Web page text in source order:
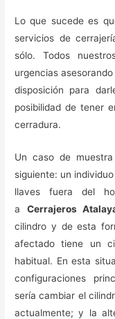
Lo que sucede es
servicios de
sólo. Todos
urgencias
disposición para
posibilidad de tener
cerradura.
Un caso de
siguiente: un
llaves fuera del
a Cerrajeros
cilindro y de esta
afectado tiene un
habitual. En esta
configuraciones
sería cambiar el
actualmente; y la